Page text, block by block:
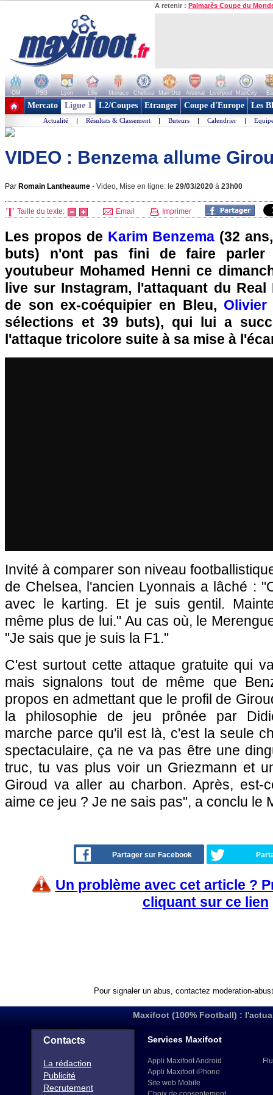
A retenir : Palmarès Coupe du
OM PSG Lyon Lille Monaco Chelsea Man Utd Arsenal Liverpool ManCity
+ de clubs
Mercato Ligue 1 L2/Coupes Etranger Coupe d'Europe Les
Actualité | Résultats & Classement | Buteurs | Calendrier |
VIDEO : Benzema allume
Par Romain Lantheaume - Video, Mise en ligne: le 29/03/2020 à 23h00
Taille du texte: Email Imprimer
Les propos de Karim Benzema (32
buts) n'ont pas fini de faire
youtubeur Mohamed Henni ce
live sur Instagram, l'attaquant du Real
de son ex-coéquipier en Bleu, Olivier
sélections et 39 buts), qui lui a
l'attaque tricolore suite à sa mise à
Invité à comparer son niveau
de Chelsea, l'ancien Lyonnais a lâché :
avec le karting. Et je suis gentil.
même plus de lui." Au cas où, le
"Je sais que je suis la F1."
C'est surtout cette attaque gratuite qui
mais signalons tout de même que
propos en admettant que le profil de
la philosophie de jeu prônée par
marche parce qu'il est là, c'est la seule
spectaculaire, ça ne va pas être une
truc, tu vas plus voir un Griezmann et
Giroud va aller au charbon. Après, est-
aime ce jeu ? Je ne sais pas", a conclu le
Partager sur Facebook
Un problème avec cet article ?
cliquant sur ce lien
Pour signaler un abus, contactez moderation-
Maxifoot (100% Football) :
Contacts
La rédaction
Publicité
Recrutement
Services Maxifoot
Appli Maxifoot Android
Appli Maxifoot iPhone
Site web Mobile